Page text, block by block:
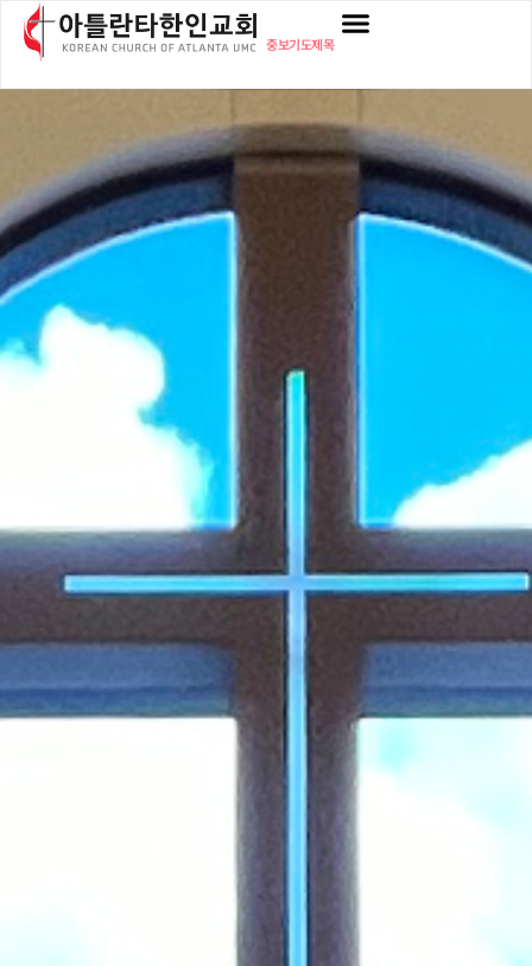
중보기도제목